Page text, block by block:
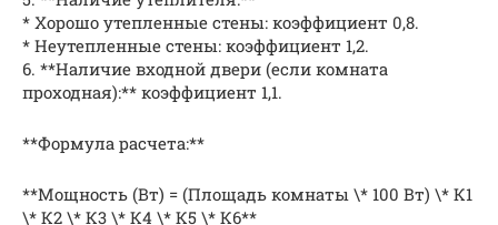
* Хорошо утепленные стены: коэффициент 0,8.
* Неутепленные стены: коэффициент 1,2.
6. **Наличие входной двери (если комната
проходная):** коэффициент 1,1.
**Формула расчета:**
**Мощность (Вт) = (Площадь комнаты \* 100 Вт) \* К1
\* К2 \* К3 \* К4 \* К5 \* К6**